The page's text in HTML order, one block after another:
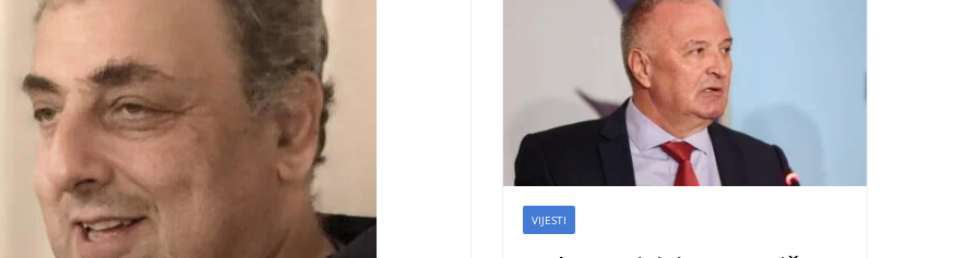
VIJESTI